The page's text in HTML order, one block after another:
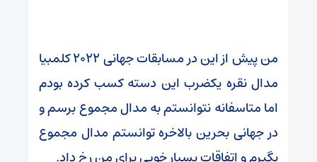
من پیش از این در مسابقات جهانی ۲۰۲۲ کلمبیا
مدال نقره یکضرب این دسته کسب کرده بودم
اما متاسفانه نتوانستم به مدال مجموع برسم و
در جهانی بحرین بالاخره توانستم مدال مجموع
بگیرم و اتفاقات بسیار خوبی برای من رخ داد.